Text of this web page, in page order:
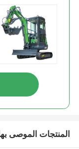
المنتجات الموصى